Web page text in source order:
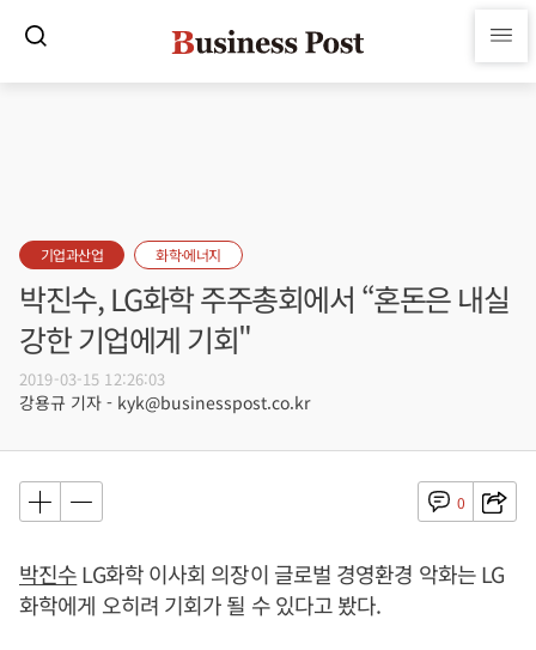
기업과산업 화학·에너지
박진수, LG화학 주주총회에서 “혼돈은 내실
강한 기업에게 기회"
2019-03-15 12:26:03
강용규 기자 - kyk@businesspost.co.kr
0
박진수LG화학 이사회 의장이 글로벌 경영환경 악화는 LG
화학에게 오히려 기회가 될 수 있다고 봤다.